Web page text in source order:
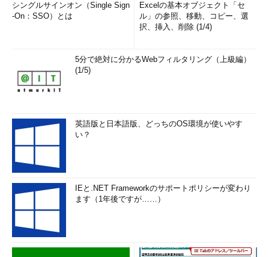
シングルサインオン（Single Sign
-On：SSO）とは
Excelの基本オブジェクト「セ
ル」の参照、移動、コピー、選
択、挿入、削除 (1/4)
5分で絶対に分かるWebフィルタリング（上級編）
(1/5)
英語版と日本語版、どっちのOS環境が使いやす
い？
IEと.NET Frameworkのサポートポリシーが変わり
ます（1年後ですが……）